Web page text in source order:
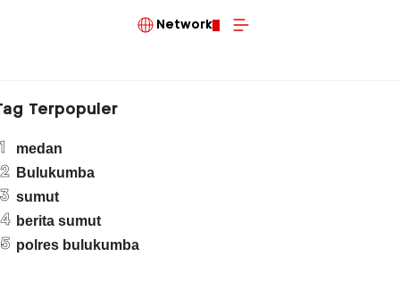
Network
Terpopuler
medan
Bulukumba
sumut
berita sumut
polres bulukumba